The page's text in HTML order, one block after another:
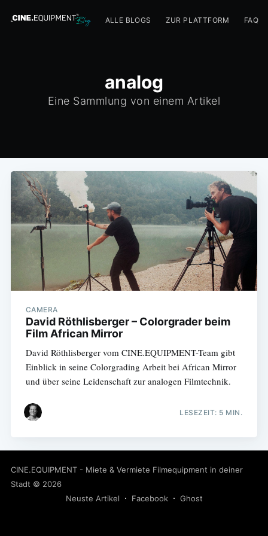
ALLE BLOGS ZUR PLATTFORM FAQ
analog
Eine Sammlung von einem Artikel
CAMERA
David Röthlisberger – Colorgrader beim
Film African Mirror
David Röthlisberger vom CINE.EQUIPMENT-Team gibt
Einblick in seine Colorgrading Arbeit bei African Mirror
und über seine Leidenschaft zur analogen Filmtechnik.
LESEZEIT: 5 MIN.
CINE.EQUIPMENT - Miete & Vermiete Filmequipment in deiner
Stadt © 2026
Neuste Artikel
Facebook Ghost